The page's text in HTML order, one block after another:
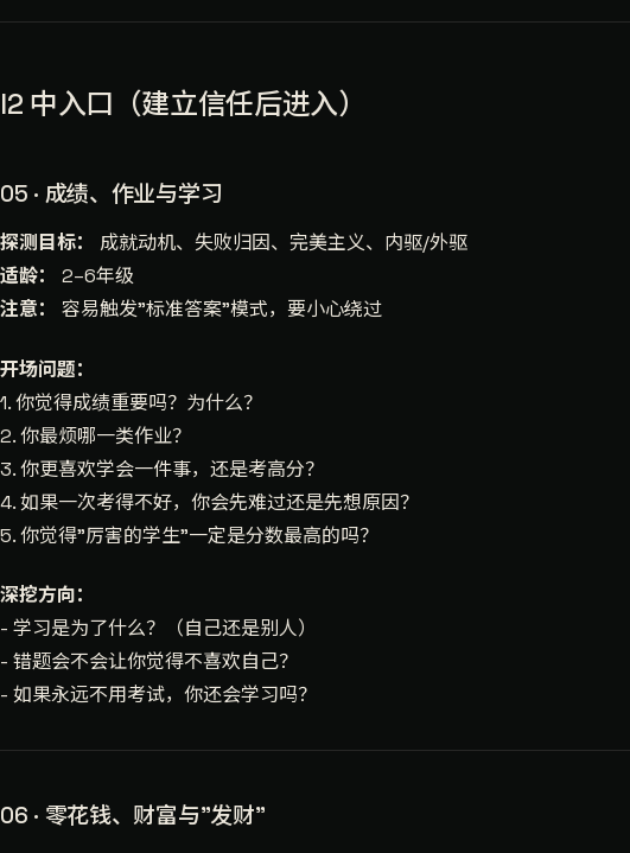
l2 中入口（建立信任后进入）
05 · 成绩、作业与学习
探测目标：
成就动机、失败归因、完美主义、内驱/外驱
适龄：
2–6年级
注意：
容易触发"标准答案"模式，要小心绕过
开场问题：
1. 你觉得成绩重要吗？为什么？
2. 你最烦哪一类作业？
3. 你更喜欢学会一件事，还是考高分？
4. 如果一次考得不好，你会先难过还是先想原因？
5. 你觉得"厉害的学生"一定是分数最高的吗？
深挖方向：
- 学习是为了什么？（自己还是别人）
- 错题会不会让你觉得不喜欢自己？
- 如果永远不用考试，你还会学习吗？
06 · 零花钱、财富与"发财"